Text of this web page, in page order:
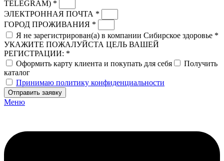
TELEGRAM) *
ЭЛЕКТРОННАЯ ПОЧТА *
ГОРОД ПРОЖИВАНИЯ *
Я не зарегистрирован(а) в компании Сибирское здоровье *
УКАЖИТЕ ПОЖАЛУЙСТА ЦЕЛЬ ВАШЕЙ
РЕГИСТРАЦИИ: *
Оформить карту клиента и покупать для себя
Получить
каталог
Принимаю политику конфиденциальности
Отправить заявку
Меню